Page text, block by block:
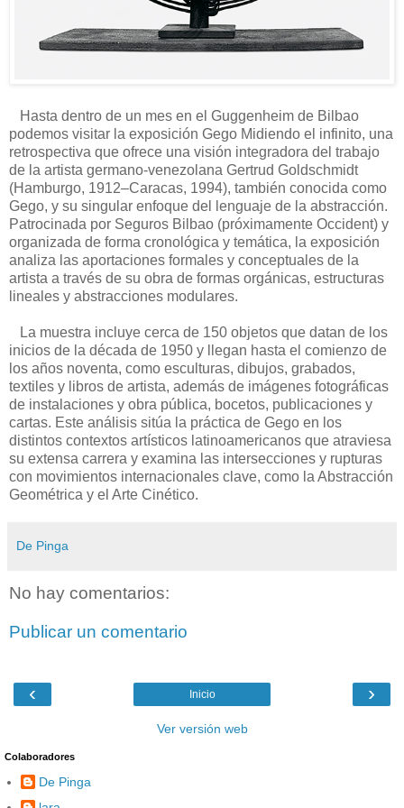
Hasta dentro de un mes en el Guggenheim de Bilbao
podemos visitar la exposición Gego Midiendo el infinito, una
retrospectiva que ofrece una visión integradora del trabajo
de la artista germano-venezolana Gertrud Goldschmidt
(Hamburgo, 1912–Caracas, 1994), también conocida como
Gego, y su singular enfoque del lenguaje de la abstracción.
Patrocinada por Seguros Bilbao (próximamente Occident) y
organizada de forma cronológica y temática, la exposición
analiza las aportaciones formales y conceptuales de la
artista a través de su obra de formas orgánicas, estructuras
lineales y abstracciones modulares.
La muestra incluye cerca de 150 objetos que datan de los
inicios de la década de 1950 y llegan hasta el comienzo de
los años noventa, como esculturas, dibujos, grabados,
textiles y libros de artista, además de imágenes fotográficas
de instalaciones y obra pública, bocetos, publicaciones y
cartas. Este análisis sitúa la práctica de Gego en los
distintos contextos artísticos latinoamericanos que atraviesa
su extensa carrera y examina las intersecciones y rupturas
con movimientos internacionales clave, como la Abstracción
Geométrica y el Arte Cinético.
De Pinga
No hay comentarios:
Publicar un comentario
‹ ›
Inicio
Ver versión web
Colaboradores
De Pinga